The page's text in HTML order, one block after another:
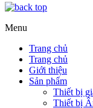
Menu
Trang chủ
Trang chủ
Giới thiệu
Sản phẩm
Thiết bị
Thiết bị